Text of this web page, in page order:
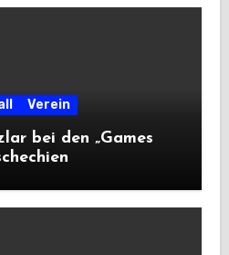
Verein
bei den „Games